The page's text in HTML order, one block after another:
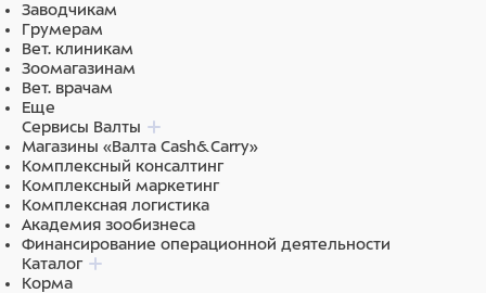
Заводчикам
Грумерам
Вет. клиникам
Зоомагазинам
Вет. врачам
Еще
Сервисы Валты
Магазины «Валта Cash&Carry»
Комплексный консалтинг
Комплексный маркетинг
Комплексная логистика
Академия зообизнеса
Финансирование операционной деятельности
Каталог
Корма